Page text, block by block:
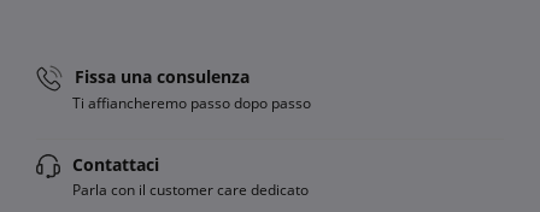
Fissa una consulenza
Ti affiancheremo passo dopo passo
Contattaci
Parla con il customer care dedicato